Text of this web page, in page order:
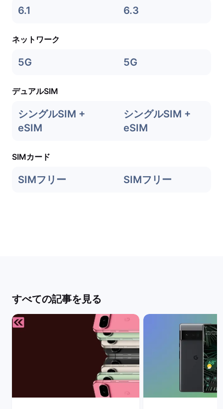
6.1 6.3
ネットワーク
5G 5G
デュアルSIM
シングルSIM +
eSIM
シングルSIM +
eSIM
SIMカード
SIMフリー SIMフリー
すべての記事を見る